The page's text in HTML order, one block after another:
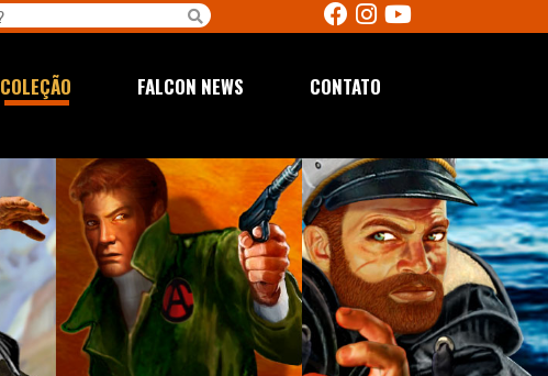
CONTATO
FALCON NEWS
COLEÇÃO